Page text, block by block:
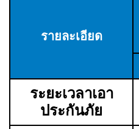
รายละเอียด
ระยะเวลาเอา
ประกันภัย